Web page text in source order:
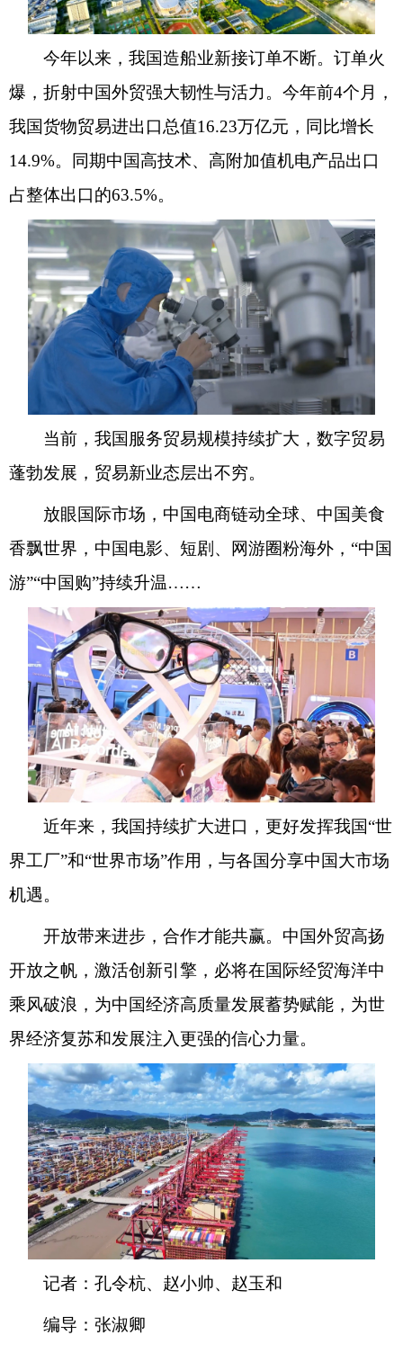
今年以来，我国造船业新接订单不断。订单火
爆，折射中国外贸强大韧性与活力。今年前4个月，
我国货物贸易进出口总值16.23万亿元，同比增长
14.9%。同期中国高技术、高附加值机电产品出口
占整体出口的63.5%。
当前，我国服务贸易规模持续扩大，数字贸易
蓬勃发展，贸易新业态层出不穷。
放眼国际市场，中国电商链动全球、中国美食
香飘世界，中国电影、短剧、网游圈粉海外，“中国
游”“中国购”持续升温……
近年来，我国持续扩大进口，更好发挥我国“世
界工厂”和“世界市场”作用，与各国分享中国大市场
机遇。
开放带来进步，合作才能共赢。中国外贸高扬
开放之帆，激活创新引擎，必将在国际经贸海洋中
乘风破浪，为中国经济高质量发展蓄势赋能，为世
界经济复苏和发展注入更强的信心力量。
记者：孔令杭、赵小帅、赵玉和
编导：张淑卿